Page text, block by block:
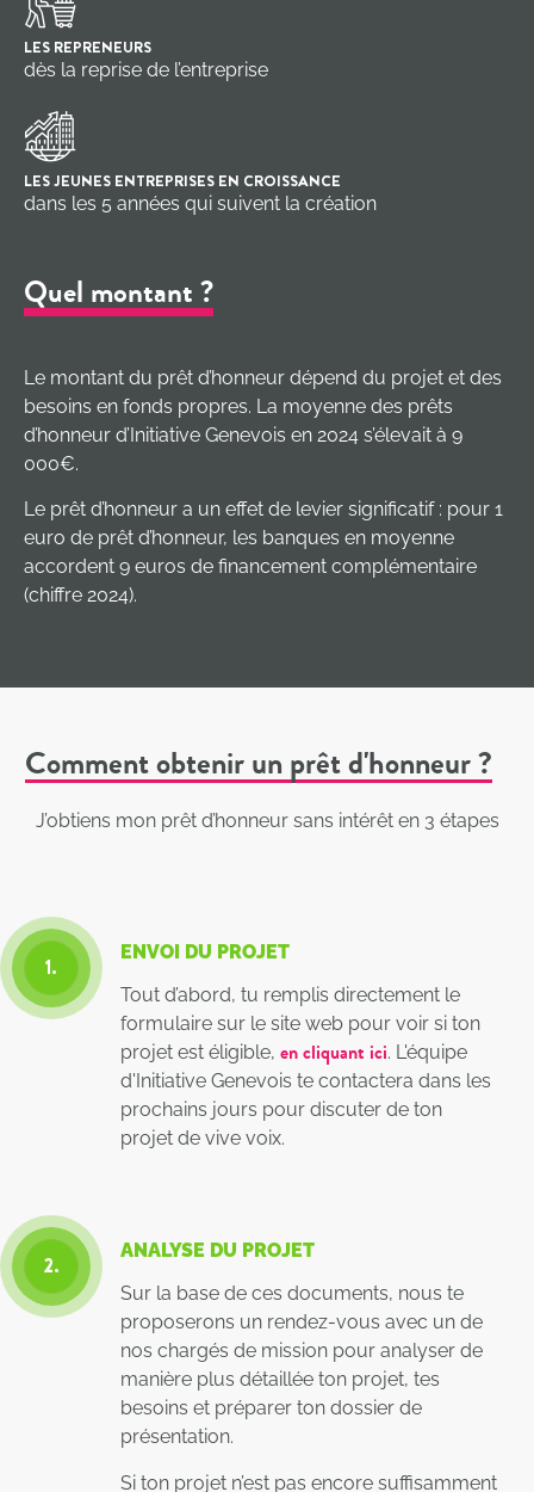
LES REPRENEURS
dès la reprise de l’entreprise
LES JEUNES ENTREPRISES EN CROISSANCE
dans les 5 années qui suivent la création
Quel montant ?
Le montant du prêt d’honneur dépend du projet et des
besoins en fonds propres. La moyenne des prêts
d’honneur d’Initiative Genevois en 2024 s’élevait à 9
000€.
Le prêt d’honneur a un effet de levier significatif : pour 1
euro de prêt d’honneur, les banques en moyenne
accordent 9 euros de financement complémentaire
(chiffre 2024).
Comment obtenir un prêt d'honneur ?
J’obtiens mon prêt d’honneur sans intérêt en 3 étapes
1.
ENVOI DU PROJET
Tout d’abord, tu remplis directement le
formulaire sur le site web pour voir si ton
projet est éligible,en cliquant ici. L'équipe
d'Initiative Genevois te contactera dans les
prochains jours pour discuter de ton
projet de vive voix.
2.
ANALYSE DU PROJET
Sur la base de ces documents, nous te
proposerons un rendez-vous avec un de
nos chargés de mission pour analyser de
manière plus détaillée ton projet, tes
besoins et préparer ton dossier de
présentation.
Si ton projet n’est pas encore suffisamment